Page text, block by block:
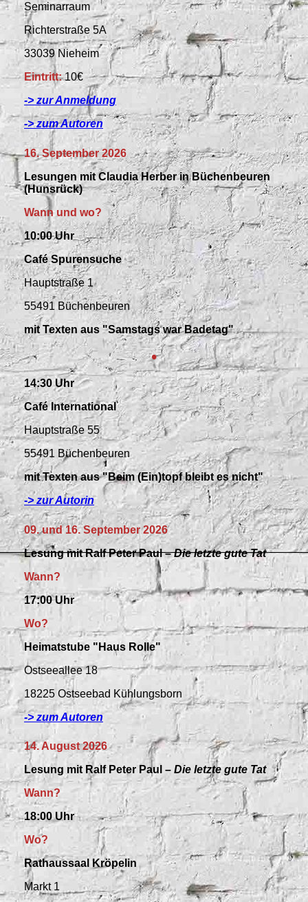
Seminarraum
Richterstraße 5A
33039 Nieheim
Eintritt:10€
-> zur Anmeldung
-> zum Autoren
16. September 2026
Lesungen mit Claudia Herber in Büchenbeuren
(Hunsrück)
Wann und wo?
10:00 Uhr
Café Spurensuche
Hauptstraße 1
55491 Büchenbeuren
mit Texten aus "Samstags war Badetag"
•
14:30 Uhr
Café International
Hauptstraße55
55491 Büchenbeuren
mitTextenaus "Beim (Ein)topf bleibt es nicht"
-> zur Autorin
09. und 16. September 2026
Lesung mit Ralf Peter Paul –Die letzte gute Tat
Wann?
17:00 Uhr
Wo?
Heimatstube "Haus Rolle"
Ostseeallee 18
18225 Ostseebad Kühlungsborn
-> zum Autoren
14. August 2026
Lesung mit Ralf Peter Paul – Die letzte gute Tat
Wann?
18:00 Uhr
Wo?
Rathaussaal Kröpelin
Markt 1